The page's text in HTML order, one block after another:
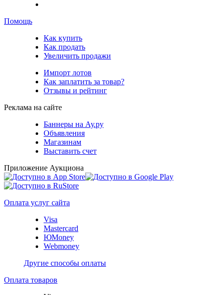
Помощь
Как купить
Как продать
Увеличить продажи
Импорт лотов
Как заплатить за товар?
Отзывы и рейтинг
Реклама на сайте
Баннеры на Ау.ру
Объявления
Магазинам
Выставить счет
Приложение Аукциона
Оплата услуг сайта
Visa
Mastercard
ЮMoney
Webmoney
Другие способы оплаты
Оплата товаров